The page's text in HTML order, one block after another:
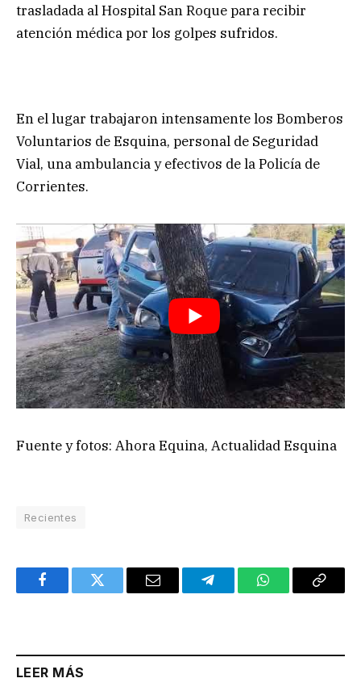
trasladada al Hospital San Roque para recibir
atención médica por los golpes sufridos.
En el lugar trabajaron intensamente los Bomberos
Voluntarios de Esquina, personal de Seguridad
Vial, una ambulancia y efectivos de la Policía de
Corrientes.
Fuente y fotos: Ahora Equina, Actualidad Esquina
Recientes
FacebookTwitter Email TelegramWhatsAppCopy
LEER MÁS